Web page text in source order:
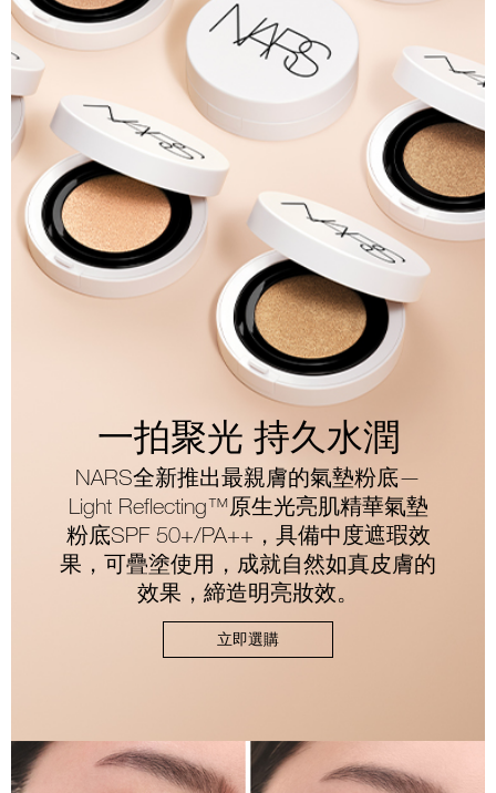
一拍聚光 持久水潤
NARS全新推出最親膚的氣墊粉底—
Light Reflecting™原生光亮肌精華氣墊
粉底SPF 50+/PA++，具備中度遮瑕效
果，可疊塗使用，成就自然如真皮膚的
效果，締造明亮妝效。
立即選購